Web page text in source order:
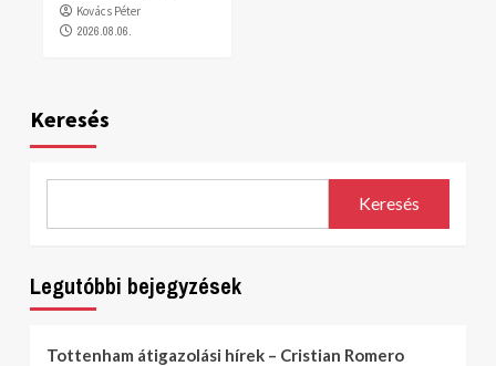
Kovács Péter
2026.08.06.
Keresés
Keresés
Legutóbbi bejegyzések
Tottenham átigazolási hírek – Cristian Romero